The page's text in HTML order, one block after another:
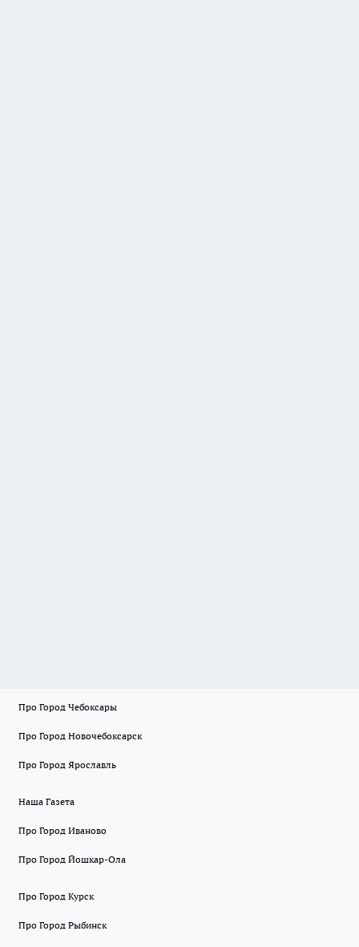
Про Город Чебоксары
Про Город Новочебоксарск
Про Город Ярославль
Наша Газета
Про Город Иваново
Про Город Йошкар-Ола
Про Город Курск
Про Город Рыбинск